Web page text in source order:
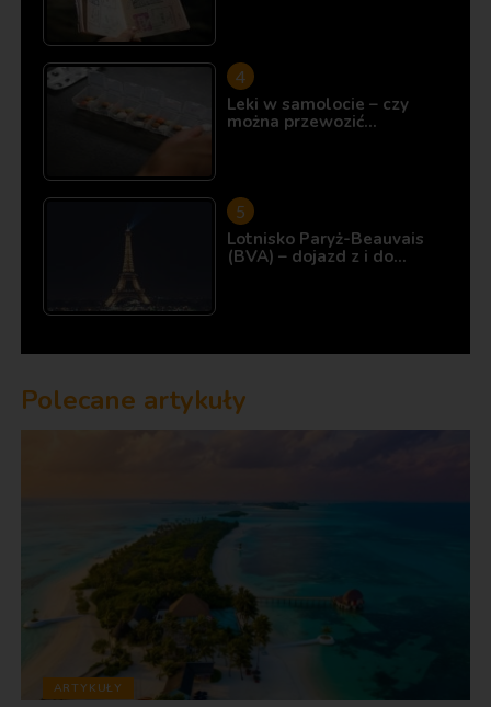
Leki w samolocie – czy
można przewozić…
Lotnisko Paryż-Beauvais
(BVA) – dojazd z i do…
Polecane artykuły
ARTYKUŁY